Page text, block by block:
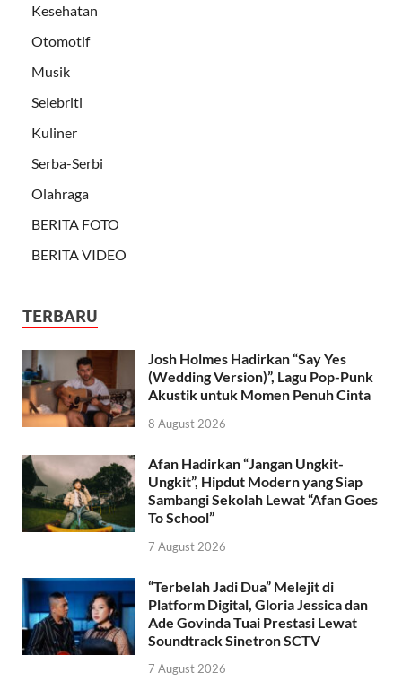
Kesehatan
Otomotif
Musik
Selebriti
Kuliner
Serba-Serbi
Olahraga
BERITA FOTO
BERITA VIDEO
TERBARU
Josh Holmes Hadirkan “Say Yes
(Wedding Version)”, Lagu Pop-Punk
Akustik untuk Momen Penuh Cinta
8 August 2026
Afan Hadirkan “Jangan Ungkit-
Ungkit”, Hipdut Modern yang Siap
Sambangi Sekolah Lewat “Afan Goes
To School”
7 August 2026
“Terbelah Jadi Dua” Melejit di
Platform Digital, Gloria Jessica dan
Ade Govinda Tuai Prestasi Lewat
Soundtrack Sinetron SCTV
7 August 2026